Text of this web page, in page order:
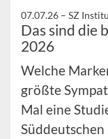
07.07.26 – SZ
Das sind die
2026
Welche
größte
Mal eine